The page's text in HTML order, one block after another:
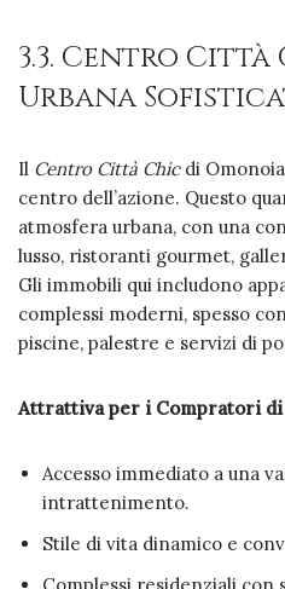
3.3. Centro Città
Urbana
Il Centro Città Chicdi
centro dell’azione. Questo
atmosfera urbana, con una
lusso, ristoranti gourmet,
Gli immobili qui includono
complessi moderni, spesso
piscine, palestre e servizi di
Attrattiva per i Compratori di
Accesso immediato a una
intrattenimento.
Stile di vita dinamico e